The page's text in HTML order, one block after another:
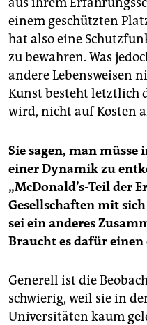
einem geschützten
hat also eine
zu bewahren. Was
andere Lebensweisen
Kunst besteht letztlich
wird, nicht auf Kosten
Sie sagen, man
einer Dynamik zu
„McDonald’s-Teil der
Gesellschaften mit
sei ein anderes
Braucht es dafür einen
Generell ist die
schwierig, weil sie in
Universitäten kaum